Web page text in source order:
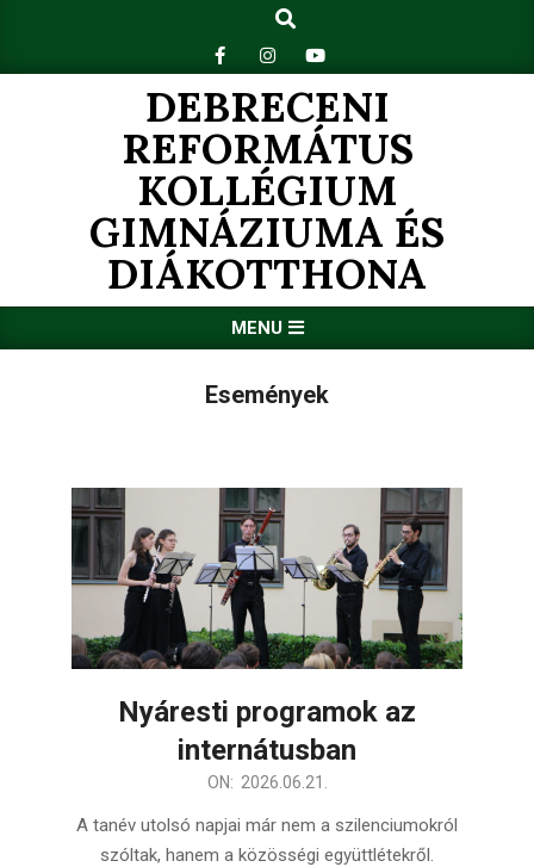
content
Search
DEBRECENI
REFORMÁTUS
KOLLÉGIUM
GIMNÁZIUMA ÉS
DIÁKOTTHONA
Navigation
MENU
Események
Nyáresti programok az
internátusban
ON: 2026.06.21.
A tanév utolsó napjai már nem a szilenciumokról
szóltak, hanem a közösségi együttlétekről.